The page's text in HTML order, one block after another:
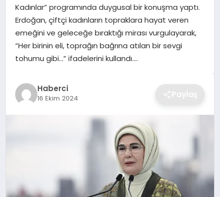
GÜNDEM
Kadınlar” programında duygusal bir konuşma yaptı.
Erdoğan, çiftçi kadınların topraklara hayat veren
emeğini ve geleceğe bıraktığı mirası vurgulayarak,
“Her birinin eli, toprağın bağrına atılan bir sevgi
tohumu gibi…” ifadelerini kullandı….
Haberci
16 Ekim 2024 Paylaş